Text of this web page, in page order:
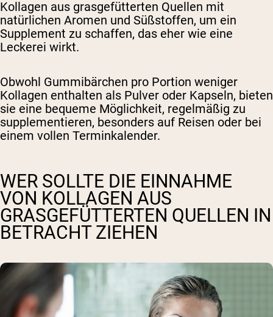
Kollagen aus grasgefütterten Quellen mit
natürlichen Aromen und Süßstoffen, um ein
Supplement zu schaffen, das eher wie eine
Leckerei wirkt.
Obwohl Gummibärchen pro Portion weniger
Kollagen enthalten als Pulver oder Kapseln, bieten
sie eine bequeme Möglichkeit, regelmäßig zu
supplementieren, besonders auf Reisen oder bei
einem vollen Terminkalender.
WER SOLLTE DIE EINNAHME
VON KOLLAGEN AUS
GRASGEFÜTTERTEN QUELLEN IN
BETRACHT ZIEHEN